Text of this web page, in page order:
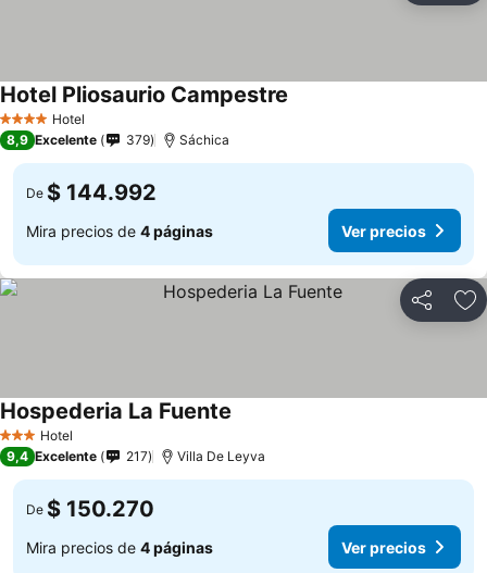
4 EstrellasHotel
Hotel Pliosaurio Campestre
8,9 Excelente 379 Sáchica
De $ 144.992
Mira precios de 4 páginas Ver precios
Compartir
3 Estrellas
Hotel
Hospederia La Fuente
9,4 Excelente 217 Villa De Leyva
De $ 150.270
Mira precios de 4 páginas Ver precios